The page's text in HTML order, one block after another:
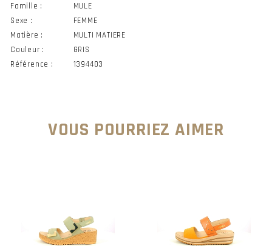
Famille :
MULE
Sexe :
FEMME
Matière :
MULTI MATIERE
Couleur :
GRIS
Référence :
1394403
VOUS POURRIEZ AIMER